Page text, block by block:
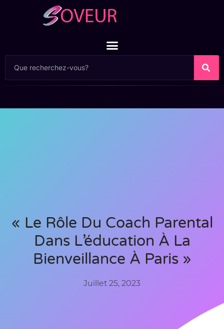
« Le Rôle Du Coach Parental
Dans L’éducation À La
Bienveillance À Paris »
Juillet 25, 2023